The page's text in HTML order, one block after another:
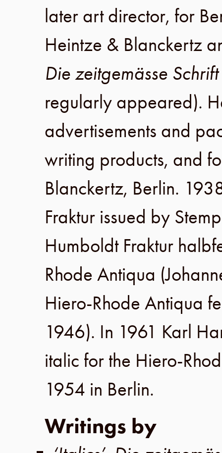
later art director, for
Heintze & Blanckertz
Die zeitgemässe Schrift
regularly appeared).
advertisements and
writing products, and
Blanckertz, Berlin.
Fraktur issued by
Humboldt Fraktur
Rhode Antiqua (
Hiero-Rhode Antiqua
1946). In 1961 Karl
italic for the Hiero-
1954 in Berlin.
Writings by